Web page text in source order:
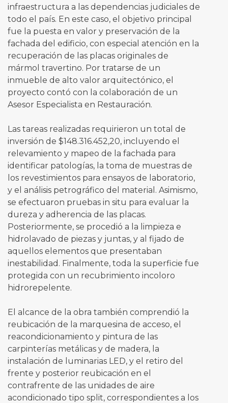
infraestructura a las dependencias judiciales de
todo el país. En este caso, el objetivo principal
fue la puesta en valor y preservación de la
fachada del edificio, con especial atención en la
recuperación de las placas originales de
mármol travertino. Por tratarse de un
inmueble de alto valor arquitectónico, el
proyecto contó con la colaboración de un
Asesor Especialista en Restauración.
Las tareas realizadas requirieron un total de
inversión de $148.316.452,20, incluyendo el
relevamiento y mapeo de la fachada para
identificar patologías, la toma de muestras de
los revestimientos para ensayos de laboratorio,
y el análisis petrográfico del material. Asimismo,
se efectuaron pruebas in situ para evaluar la
dureza y adherencia de las placas.
Posteriormente, se procedió a la limpieza e
hidrolavado de piezas y juntas, y al fijado de
aquellos elementos que presentaban
inestabilidad. Finalmente, toda la superficie fue
protegida con un recubrimiento incoloro
hidrorepelente.
El alcance de la obra también comprendió la
reubicación de la marquesina de acceso, el
reacondicionamiento y pintura de las
carpinterías metálicas y de madera, la
instalación de luminarias LED, y el retiro del
frente y posterior reubicación en el
contrafrente de las unidades de aire
acondicionado tipo split, correspondientes a los